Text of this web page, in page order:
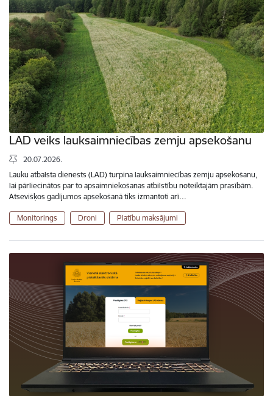
LAD veiks lauksaimniecības zemju apsekošanu
20.07.2026.
Lauku atbalsta dienests (LAD) turpina lauksaimniecības zemju apsekošanu,
lai pārliecinātos par to apsaimniekošanas atbilstību noteiktajām prasībām.
Atsevišķos gadījumos apsekošanā tiks izmantoti arī…
Monitorings Droni Platību maksājumi